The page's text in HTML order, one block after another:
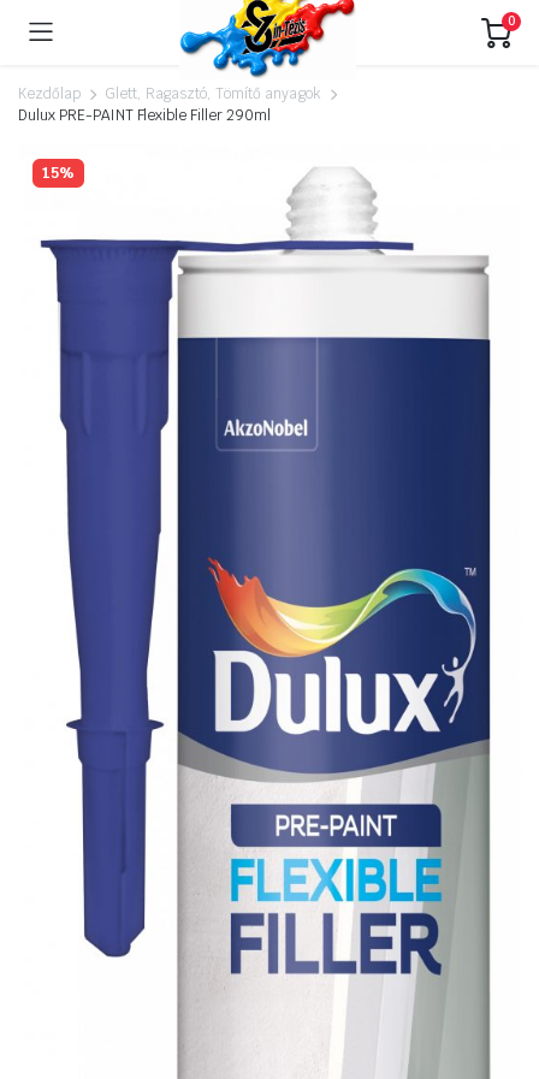
0
Kezdőlap
Glett, Ragasztó, Tömítő anyagok
Dulux PRE-PAINT Flexible Filler 290ml
15%